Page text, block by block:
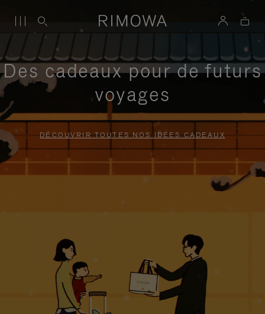
Des cadeaux pour de futurs
voyages
DÉCOUVRIR TOUTES NOS IDÉES CADEAUX